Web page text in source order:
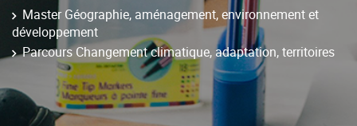
Master Géographie, aménagement, environnement et
développement
Parcours Changement climatique, adaptation, territoires